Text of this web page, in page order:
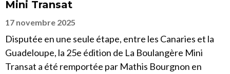
Mini Transat
17 novembre 2025
Disputée en une seule étape, entre les Canaries et la
Guadeloupe, la 25e édition de La Boulangère Mini
Transat a été remportée par Mathis Bourgnon en